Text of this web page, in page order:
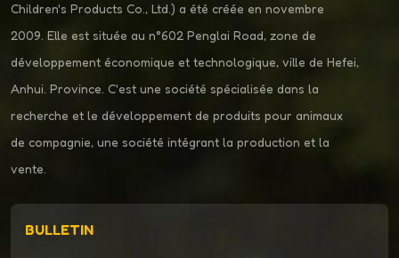
Children's Products Co., Ltd.) a été créée en novembre
2009. Elle est située au n°602 Penglai Road, zone de
développement économique et technologique, ville de Hefei,
Anhui. Province. C'est une société spécialisée dans la
recherche et le développement de produits pour animaux
de compagnie, une société intégrant la production et la
vente.
BULLETIN